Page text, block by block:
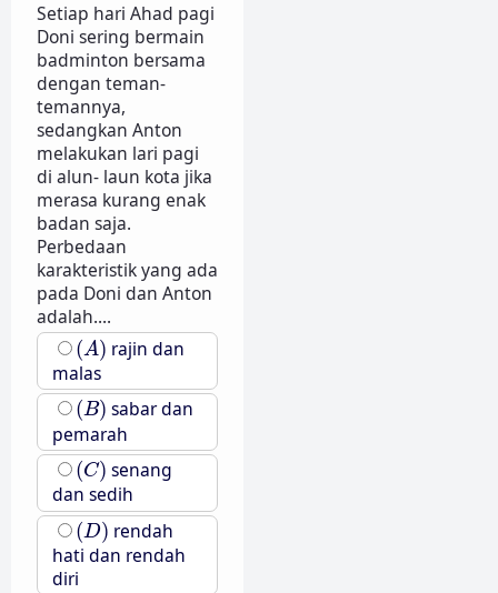
Setiap hari Ahad pagi
Doni sering bermain
badminton bersama
dengan teman-
temannya,
sedangkan Anton
melakukan lari pagi
di alun- laun kota jika
merasa kurang enak
badan saja.
Perbedaan
karakteristik yang ada
pada Doni dan Anton
adalah....
(A)
(A) rajin dan
malas
(B)
(B) sabar dan
pemarah
(C)
(C) senang
dan sedih
(D)
(D) rendah
hati dan rendah
diri